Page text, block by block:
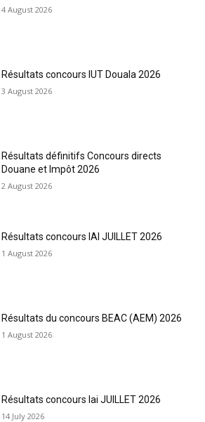
4 August 2026
Résultats concours IUT Douala 2026
3 August 2026
Résultats définitifs Concours directs
Douane et Impôt 2026
2 August 2026
Résultats concours IAI JUILLET 2026
1 August 2026
Résultats du concours BEAC (AEM) 2026
1 August 2026
Résultats concours Iai JUILLET 2026
14 July 2026